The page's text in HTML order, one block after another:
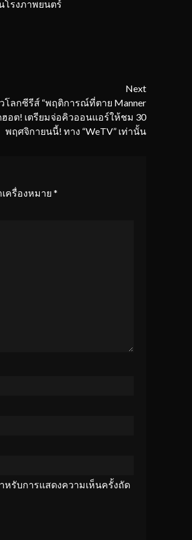
โรงภาพยนตร์
Next
โลกซีรีส์ “พฤติการณ์ที่ตาย Manner
ฮอต! เตรียมจ่อคิวออนแอร์ให้ชม 30
พฤศจิกายนนี้! ทาง “WeTV” เท่านั้น
ครื่องหมาย *
หรับการแสดงความเห็นครั้งถัด